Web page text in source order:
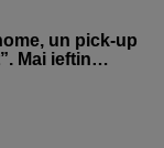
un pick-up
Mai ieftin…